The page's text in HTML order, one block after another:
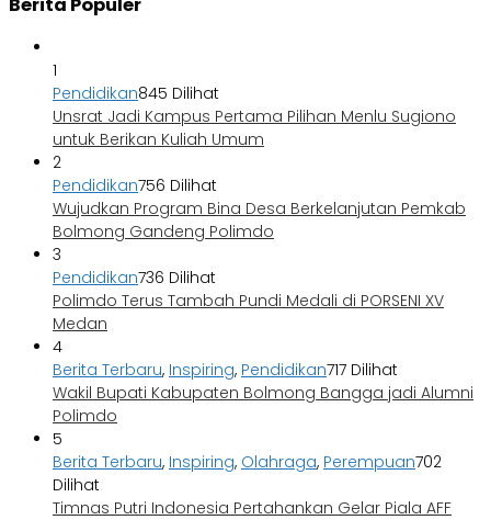
1
Pendidikan845 Dilihat
Unsrat Jadi Kampus Pertama Pilihan Menlu Sugiono
untuk Berikan Kuliah Umum
2
Pendidikan756 Dilihat
Wujudkan Program Bina Desa Berkelanjutan Pemkab
Bolmong Gandeng Polimdo
3
Pendidikan736 Dilihat
Polimdo Terus Tambah Pundi Medali di PORSENI XV
Medan
4
Berita Terbaru, Inspiring, Pendidikan717 Dilihat
Wakil Bupati Kabupaten Bolmong Bangga jadi Alumni
Polimdo
5
Berita Terbaru, Inspiring, Olahraga, Perempuan702
Dilihat
Timnas Putri Indonesia Pertahankan Gelar Piala AFF